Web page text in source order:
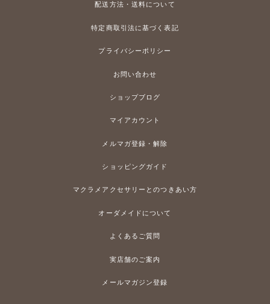
配送方法・送料について
特定商取引法に基づく表記
プライバシーポリシー
お問い合わせ
ショップブログ
マイアカウント
メルマガ登録・解除
ショッピングガイド
マクラメアクセサリーとのつきあい方
オーダメイドについて
よくあるご質問
実店舗のご案内
メールマガジン登録